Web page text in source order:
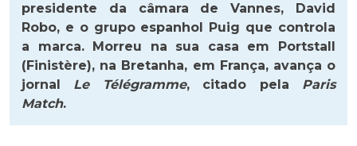
presidente da câmara de Vannes, David
Robo, e o grupo espanhol Puig que controla
a marca. Morreu na sua casa em Portstall
(Finistère), na Bretanha, em França, avança o
jornal Le Télégramme, citado pela Paris
Match.